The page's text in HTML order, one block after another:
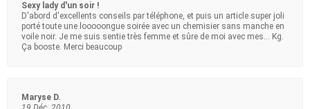
Sexy lady d'un soir !
D'abord d'excellents conseils par téléphone, et puis un article super joli
porté toute une looooongue soirée avec un chemisier sans manche en
voile noir. Je me suis sentie très femme et sûre de moi avec mes... Kg.
Ça booste. Merci beaucoup
Maryse D.